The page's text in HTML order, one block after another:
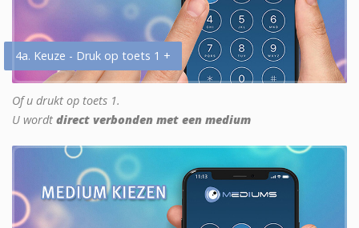
4a. Keuze - Druk op toets 1 +
Of u drukt op toets 1.
U wordt direct verbonden met een medium